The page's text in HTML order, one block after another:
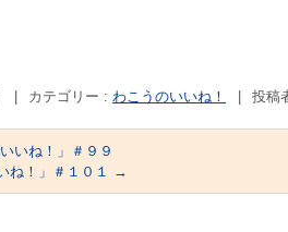
カテゴリー : わこうのいいね！ 投稿
いね！」＃９９
ね！」＃１０１ →